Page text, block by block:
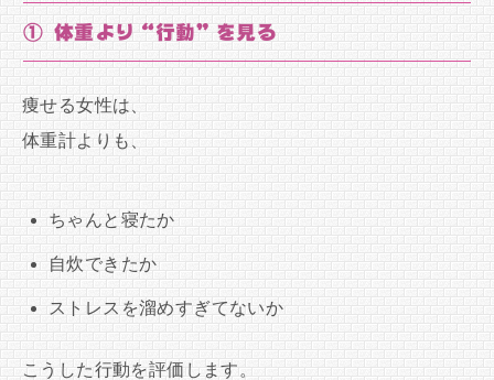
① 体重より“行動”を見る
痩せる女性は、
体重計よりも、
ちゃんと寝たか
自炊できたか
ストレスを溜めすぎてないか
こうした行動を評価します。